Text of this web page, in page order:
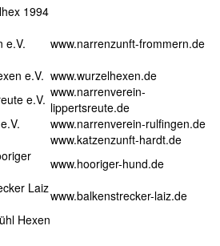
1994
e.V.
www.narrenzunft-frommern.de
e.V. www.wurzelhexen.de
e.V. www.narrenverein-
lippertsreute.de
www.narrenverein-rulfingen.de
www.katzenzunft-hardt.de
www.hooriger-hund.de
Laizwww.balkenstrecker-laiz.de
Hexen